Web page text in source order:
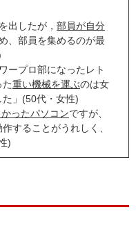
出したが， 部員が自分
、部員を集めるのが最
ープロ部になったレト
重い機械を運ぶのは女
た」(50代・女性)
ったパソコンですが、
することがうれしく、
)